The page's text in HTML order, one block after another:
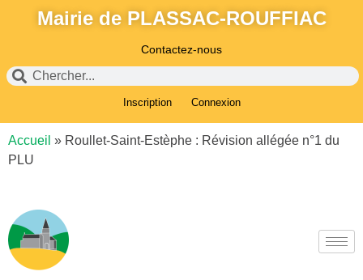
Mairie de PLASSAC-ROUFFIAC
Contactez-nous
Inscription Connexion
Accueil » Roullet-Saint-Estèphe : Révision allégée n°1 du
PLU